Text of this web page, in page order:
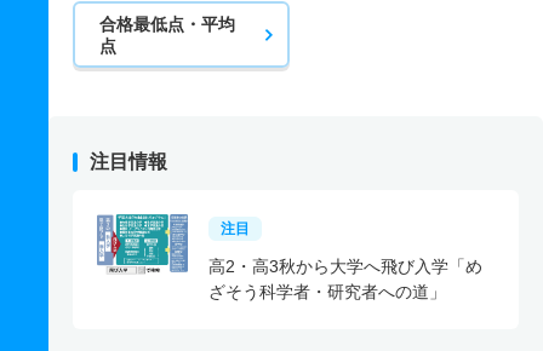
合格最低点・平均
点
注目情報
注目
高2・高3秋から大学へ飛び入学「め
ざそう科学者・研究者への道」